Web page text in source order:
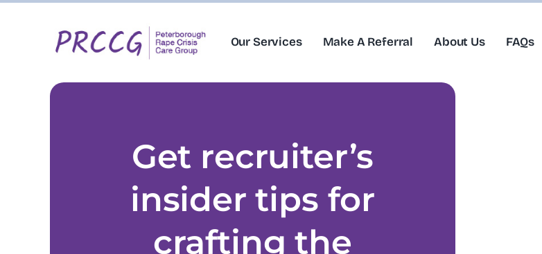
Our Services Make A Referral About Us FAQs
Get recruiter’s
insider tips for
crafting the